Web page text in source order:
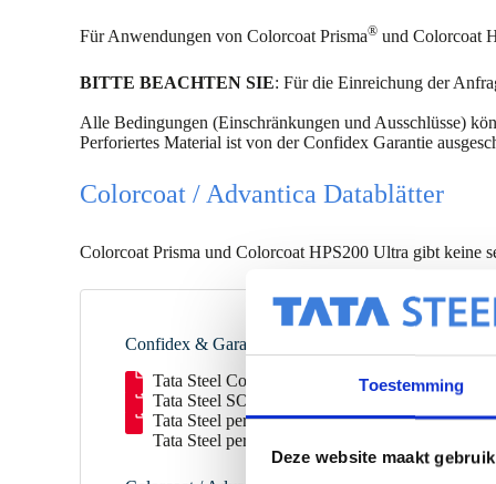
Toestemming
Deze website maakt
Für Anwendungen von Colorcoat Prisma® und Colorcoat
BITTE BEACHTEN SIE: Für die Einreichung der
Alle Bedingungen (Einschränkungen und Ausschlüsse)
Perforiertes Material ist von der Confidex Garantie
Colorcoat / Advantica Datablätter
Colorcoat Prisma und Colorcoat HPS200 Ultra gibt keine
Confidex & Garantien
Tata Steel Confidex Datenblatt
Tata Steel SOP Perforated Colorcoat Prisma –
Tata Steel performance guarantee Colorcoat
Tata Steel performance guarantee Colorcoat